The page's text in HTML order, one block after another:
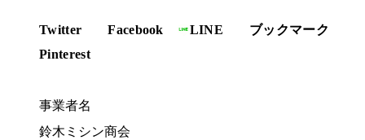
Twitter Facebook LINE
ブックマーク
Pinterest
事業者名
鈴木ミシン商会